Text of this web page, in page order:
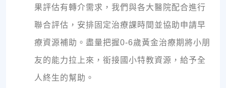
果評估有轉介需求，我們與各大醫院配合進行
聯合評估，安排固定治療課時間並協助申請早
療資源補助。盡量把握0-6歲黃金治療期將小朋
友的能力拉上來，銜接國小特教資源，給予全
人終生的幫助。